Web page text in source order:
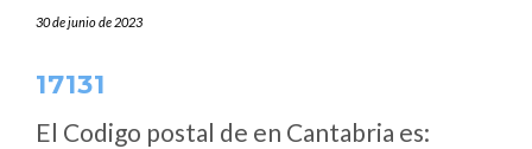
30 de junio de 2023
17131
El Codigo postal de en Cantabria es: